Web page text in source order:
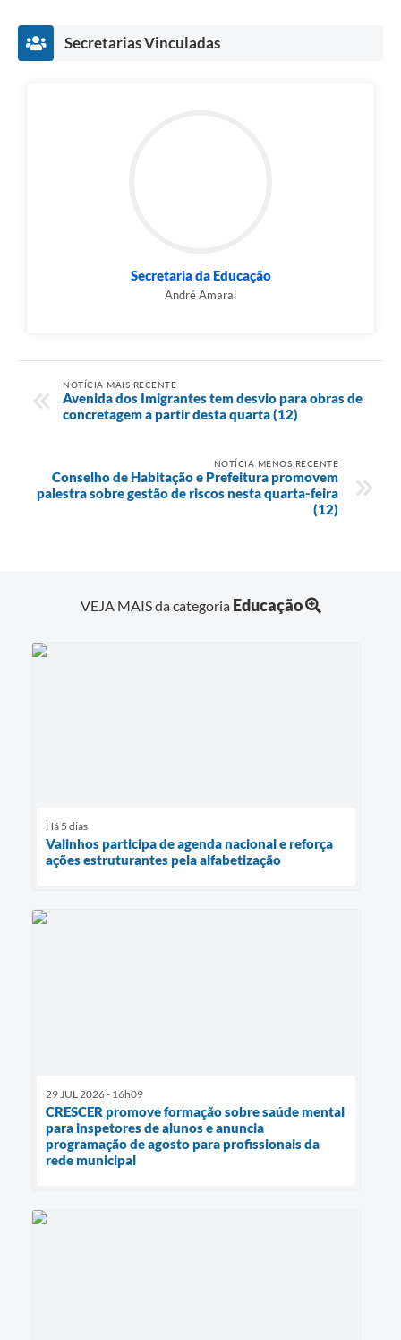
Secretarias Vinculadas
Secretaria da Educação
André Amaral
NOTÍCIA MAIS RECENTE
Avenida dos Imigrantes tem desvio para obras de
concretagem a partir desta quarta (12)
NOTÍCIA MENOS RECENTE
Conselho de Habitação e Prefeitura promovem
palestra sobre gestão de riscos nesta quarta-feira
(12)
VEJA MAIS da categoria Educação
Há 5 dias
Valinhos participa de agenda nacional e reforça
ações estruturantes pela alfabetização
29 JUL 2026 - 16h09
CRESCER promove formação sobre saúde mental
para inspetores de alunos e anuncia
programação de agosto para profissionais da
rede municipal